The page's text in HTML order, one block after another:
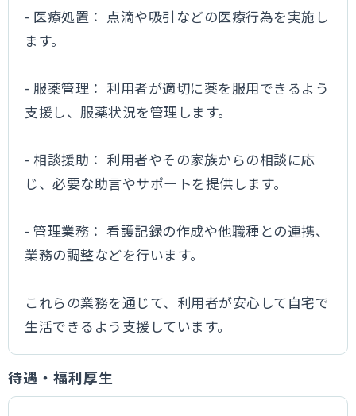
- 医療処置： 点滴や吸引などの医療行為を実施し
ます。
- 服薬管理： 利用者が適切に薬を服用できるよう
支援し、服薬状況を管理します。
- 相談援助： 利用者やその家族からの相談に応
じ、必要な助言やサポートを提供します。
- 管理業務： 看護記録の作成や他職種との連携、
業務の調整などを行います。
これらの業務を通じて、利用者が安心して自宅で
生活できるよう支援しています。
待遇・福利厚生